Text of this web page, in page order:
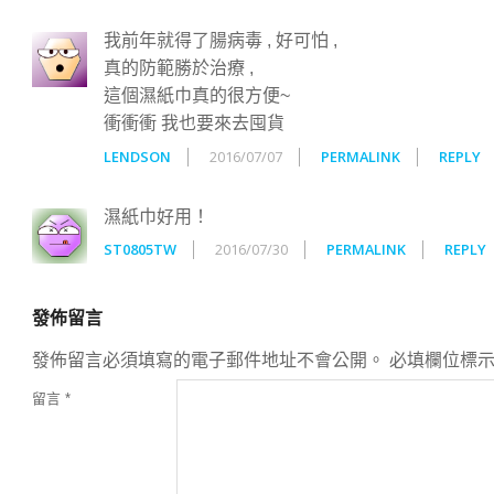
我前年就得了腸病毒 , 好可怕 ,
真的防範勝於治療 ,
這個濕紙巾真的很方便~
衝衝衝 我也要來去囤貨
LENDSON 2016/07/07 PERMALINK REPLY
濕紙巾好用！
ST0805TW 2016/07/30 PERMALINK REPLY
發佈留言
發佈留言必須填寫的電子郵件地址不會公開。 必填欄位標
留言 *